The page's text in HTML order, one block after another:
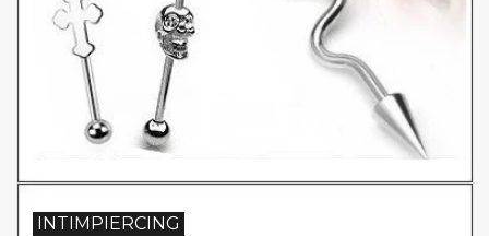
INTIMPIERCING